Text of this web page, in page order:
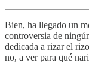
Bien, ha llegado un
controversia de
dedicada a rizar el
no, a ver para qué